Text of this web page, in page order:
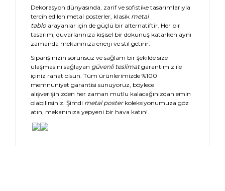
Dekorasyon dünyasında, zarif ve sofistike tasarımlarıyla
tercih edilen metal posterler, klasik metal
tablo arayanlar için de güçlü bir alternatiftir. Her bir
tasarım, duvarlarınıza kişisel bir dokunuş katarken aynı
zamanda mekanınıza enerji ve stil getirir.
Siparişinizin sorunsuz ve sağlam bir şekilde size
ulaşmasını sağlayan güvenli teslimatgarantimiz ile
içiniz rahat olsun. Tüm ürünlerimizde %100
memnuniyet garantisi sunuyoruz, böylece
alışverişinizden her zaman mutlu kalacağınızdan emin
olabilirsiniz. Şimdi metal posterkoleksiyonumuza göz
atın, mekanınıza yepyeni bir hava katın!